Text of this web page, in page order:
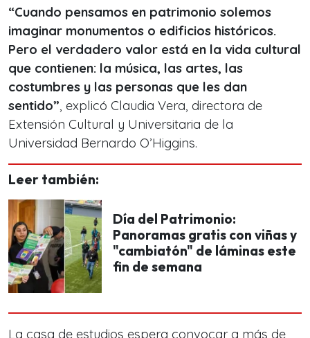
“Cuando pensamos en patrimonio solemos
imaginar monumentos o edificios históricos.
Pero el verdadero valor está en la vida cultural
que contienen: la música, las artes, las
costumbres y las personas que les dan
sentido”, explicó Claudia Vera, directora de
Extensión Cultural y Universitaria de la
Universidad Bernardo O’Higgins.
Leer también:
Día del Patrimonio:
Panoramas gratis con viñas y
"cambiatón" de láminas este
fin de semana
La casa de estudios espera convocar a más de